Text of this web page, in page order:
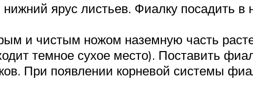
ярус листьев. Фиалку посадить
и чистым ножом наземную часть
темное сухое место). Поставить
При появлении корневой системы